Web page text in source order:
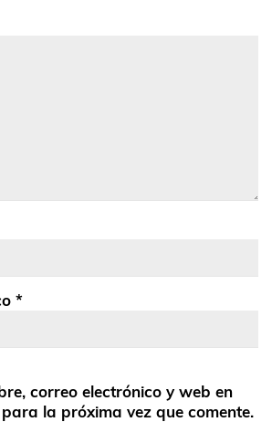
*
correo electrónico y web en
la próxima vez que comente.